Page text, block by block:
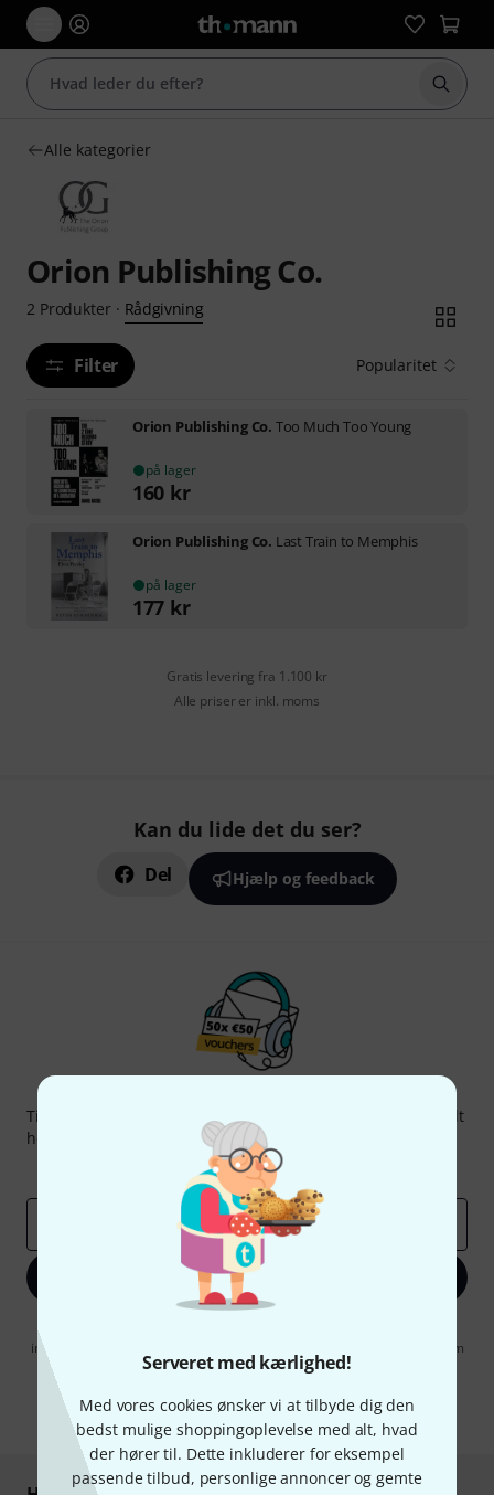
Serveret med kærlighed!
Med vores cookies ønsker vi at tilbyde dig den
bedst mulige shoppingoplevelse med alt, hvad
der hører til. Dette inkluderer for eksempel
passende tilbud, personlige annoncer og gemte
Start
Alle kategorier
Orion Publishing Co.
2 Produkter· Rådgivning
Filter Popularitet
Orion Publishing Co. Too Much Too Young
på lager
160 kr
Orion Publishing Co. Last Train to Memphis
på lager
177 kr
Gratis levering fra 1.100 kr
Alle priser er inkl. moms
Kan du lide det du ser?
Del Hjælp og feedback
Tilmeld dig Thomann Nyhedsbrevet på engelsk og med lidt
held kan du vinde en af 50 gavekort
Inspirerende bidrag
Tilbud
Tilmeld dig nu
indforstået med at modtage e-mail-reklame. Dette tilsagn kan når som
helst trækkes tilbage. Find yderligere informationer i vores
* Obligatorisk felt